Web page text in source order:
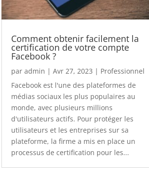
Comment obtenir facilement la
certification de votre compte
Facebook ?
par admin | Avr 27, 2023 | Professionnel
Facebook est l'une des plateformes de
médias sociaux les plus populaires au
monde, avec plusieurs millions
d'utilisateurs actifs. Pour protéger les
utilisateurs et les entreprises sur sa
plateforme, la firme a mis en place un
processus de certification pour les...